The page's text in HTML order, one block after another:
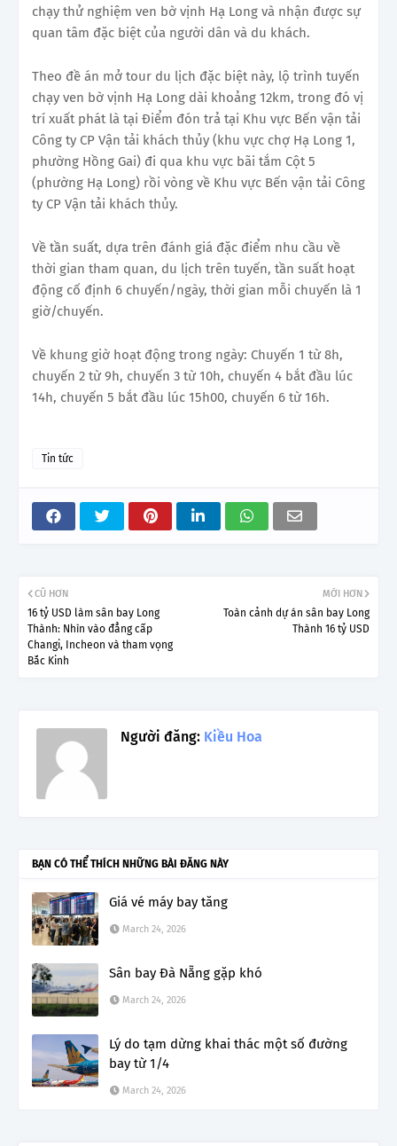
chạy thử nghiệm ven bờ vịnh Hạ Long và nhận được sự
quan tâm đặc biệt của người dân và du khách.
Theo đề án mở tour du lịch đặc biệt này, lộ trình tuyến
chạy ven bờ vịnh Hạ Long dài khoảng 12km, trong đó vị
trí xuất phát là tại Điểm đón trả tại Khu vực Bến vận tải
Công ty CP Vận tải khách thủy (khu vực chợ Hạ Long 1,
phường Hồng Gai) đi qua khu vực bãi tắm Cột 5
(phường Hạ Long) rồi vòng về Khu vực Bến vận tải Công
ty CP Vận tải khách thủy.
Về tần suất, dựa trên đánh giá đặc điểm nhu cầu về
thời gian tham quan, du lịch trên tuyến, tần suất hoạt
động cố định 6 chuyến/ngày, thời gian mỗi chuyến là 1
giờ/chuyến.
Về khung giờ hoạt động trong ngày: Chuyến 1 từ 8h,
chuyến 2 từ 9h, chuyến 3 từ 10h, chuyến 4 bắt đầu lúc
14h, chuyến 5 bắt đầu lúc 15h00, chuyến 6 từ 16h.
Tin tức
MỚI HƠN
Toàn cảnh dự án sân bay Long
Thành 16 tỷ USD
CŨ HƠN
16 tỷ USD làm sân bay Long
Thành: Nhìn vào đẳng cấp
Changi, Incheon và tham vọng
Bắc Kinh
Người đăng: Kiều Hoa
BẠN CÓ THỂ THÍCH NHỮNG BÀI ĐĂNG NÀY
Giá vé máy bay tăng
March 24, 2026
Sân bay Đà Nẵng gặp khó
March 24, 2026
Lý do tạm dừng khai thác một số đường
bay từ 1/4
March 24, 2026